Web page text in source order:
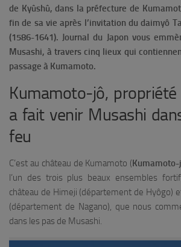
de Kyûshû, dans la préfecture de
fin de sa vie après l’invitation du daimyô
(1586-1641). Journal du Japon vous
Musashi, à travers cinq lieux qui contienn
passage à Kumamoto.
Kumamoto-jô,
a fait venir Musashi
feu
C’est au château de Kumamoto (Kumamoto-
l’un des trois plus beaux ensembles
château de Himeji (département de Hyôgo)
(département de Nagano), que nous
dans les pas de Musashi.